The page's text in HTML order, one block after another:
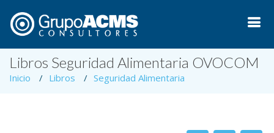
Libros Seguridad Alimentaria OVOCOM
Inicio Libros Seguridad Alimentaria